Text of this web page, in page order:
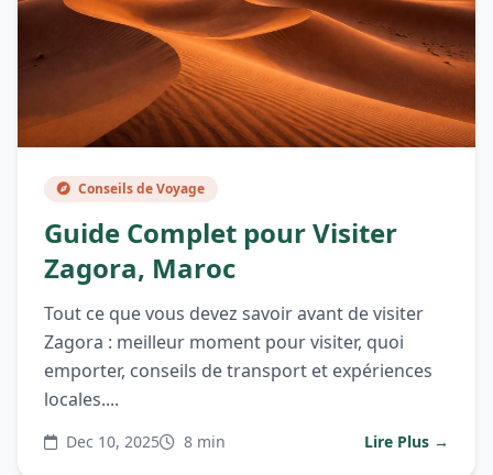
Conseils de Voyage
Guide Complet pour Visiter
Zagora, Maroc
Tout ce que vous devez savoir avant de visiter
Zagora : meilleur moment pour visiter, quoi
emporter, conseils de transport et expériences
locales....
Dec 10, 2025 8 min Lire Plus →